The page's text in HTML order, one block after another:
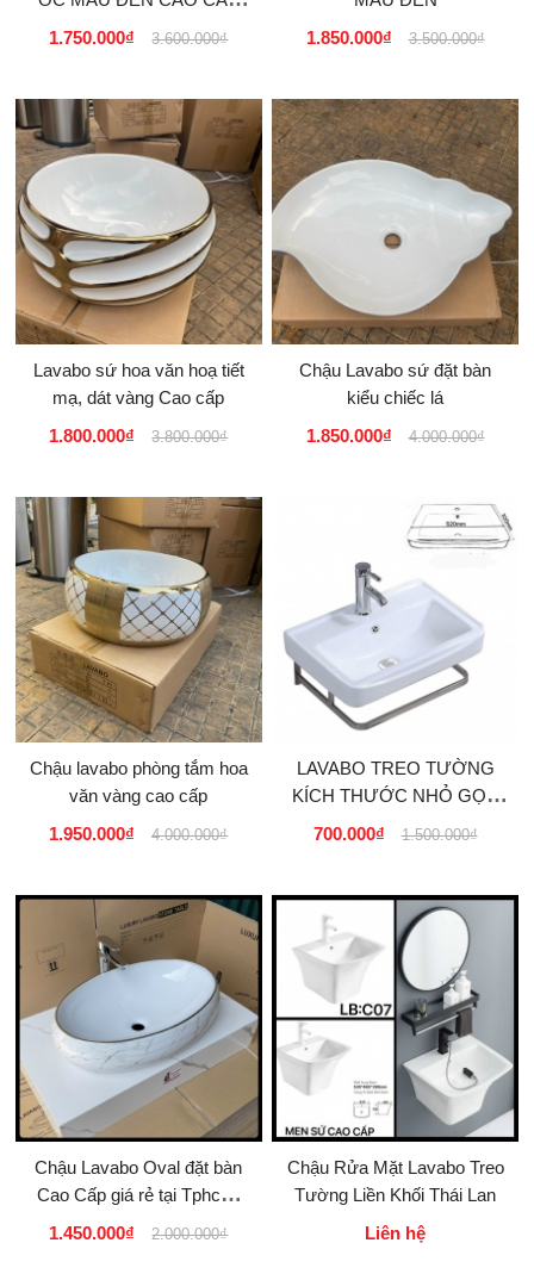
ĐẶT BÀN
1.750.000₫ 3.600.000₫
1.850.000₫
3.500.000₫
Lavabo sứ hoa văn hoạ tiết
mạ, dát vàng Cao cấp
1.800.000₫
3.800.000₫
Chậu Lavabo sứ đặt bàn
kiểu chiếc lá
1.850.000₫
4.000.000₫
Chậu lavabo phòng tắm hoa
văn vàng cao cấp
1.950.000₫
4.000.000₫
LAVABO TREO TƯỜNG
KÍCH THƯỚC NHỎ GỌN
CHO NHÀ PHỐ TẠI
700.000₫ 1.500.000₫
Chậu Lavabo Oval đặt bàn
Cao Cấp giá rẻ tại Tphcm,
Hà Nội, Đà Nẵng, Đà Lạt,
1.450.000₫ 2.000.000₫
Chậu Rửa Mặt Lavabo Treo
Tường Liền Khối Thái Lan
Liên hệ